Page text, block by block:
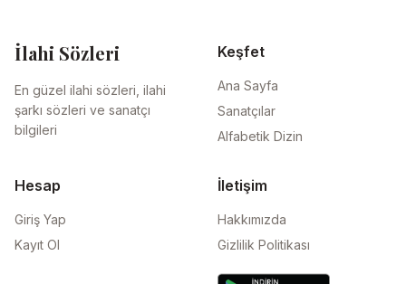
İlahi Sözleri
En güzel ilahi sözleri, ilahi
şarkı sözleri ve sanatçı
bilgileri
Keşfet
Ana Sayfa
Sanatçılar
Alfabetik Dizin
Hesap
Giriş Yap
Kayıt Ol
İletişim
Hakkımızda
Gizlilik Politikası